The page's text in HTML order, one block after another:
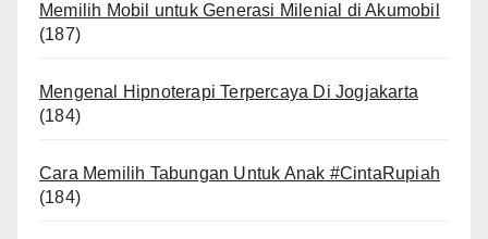
Memilih Mobil untuk Generasi Milenial di Akumobil
(187)
Mengenal Hipnoterapi Terpercaya Di Jogjakarta
(184)
Cara Memilih Tabungan Untuk Anak #CintaRupiah
(184)